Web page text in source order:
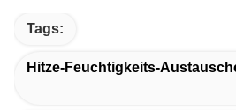
Tags:
Hitze-Feuchtigkeits-